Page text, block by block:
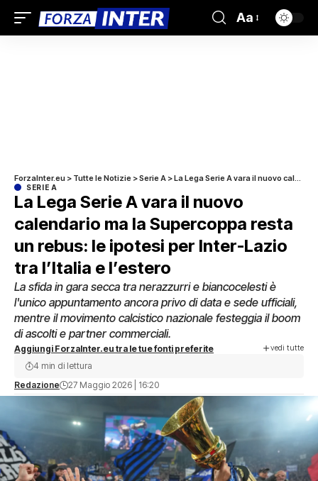
Aa
ForzaInter.eu > Tutte le Notizie >Serie A >La Lega Serie A vara il nuovo calendario ma la Supercoppa resta un rebus: le ipotesi per Inter-Lazio tra l’Italia e l’estero
SERIE A
La Lega Serie A vara il nuovo
calendario ma la Supercoppa resta
un rebus: le ipotesi per Inter-Lazio
tra l’Italia e l’estero
La sfida in gara secca tra nerazzurri e biancocelesti è
l'unico appuntamento ancora privo di data e sede ufficiali,
mentre il movimento calcistico nazionale festeggia il boom
di ascolti e partner commerciali.
Aggiungi ForzaInter.eu tra le tue fonti preferite vedi tutte
Redazione 27 Maggio 2026 | 16:20
4 min di lettura